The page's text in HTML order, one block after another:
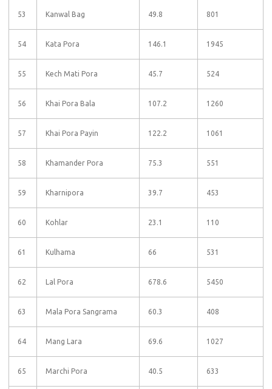
53 Kanwal Bag 49.8 801
54 Kata Pora 146.1 1945
55 Kech Mati Pora 45.7 524
56 Khai Pora Bala 107.2 1260
57 Khai Pora Payin 122.2 1061
58 Khamander Pora 75.3 551
59 Kharnipora 39.7 453
60 Kohlar 23.1 110
61 Kulhama 66 531
62 Lal Pora 678.6 5450
63 Mala Pora Sangrama 60.3 408
64 Mang Lara 69.6 1027
65 Marchi Pora 40.5 633